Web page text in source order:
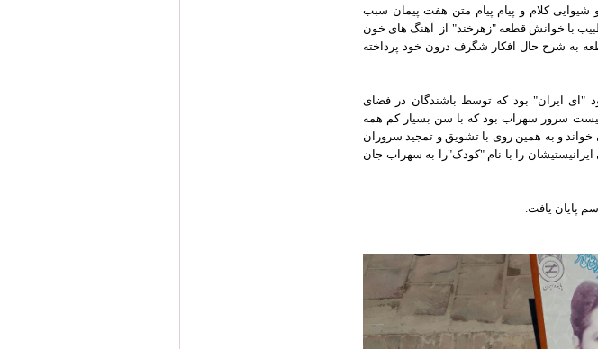
کلام و پیام پیام متن هفت پیمان سبب
با خوانش قطعه "زهرخند" از آهنگ های خون
به شرح حال افکار شگرف درون خود پرداخته
ایران" بود که توسط باشندگان در فضای
سرور سهراب بود که با سن بسیار کم همه
خواند و به همین روی با تشویق و تمجید سروران
را با نام "کودک"را به سهراب جان
پایان یافت.